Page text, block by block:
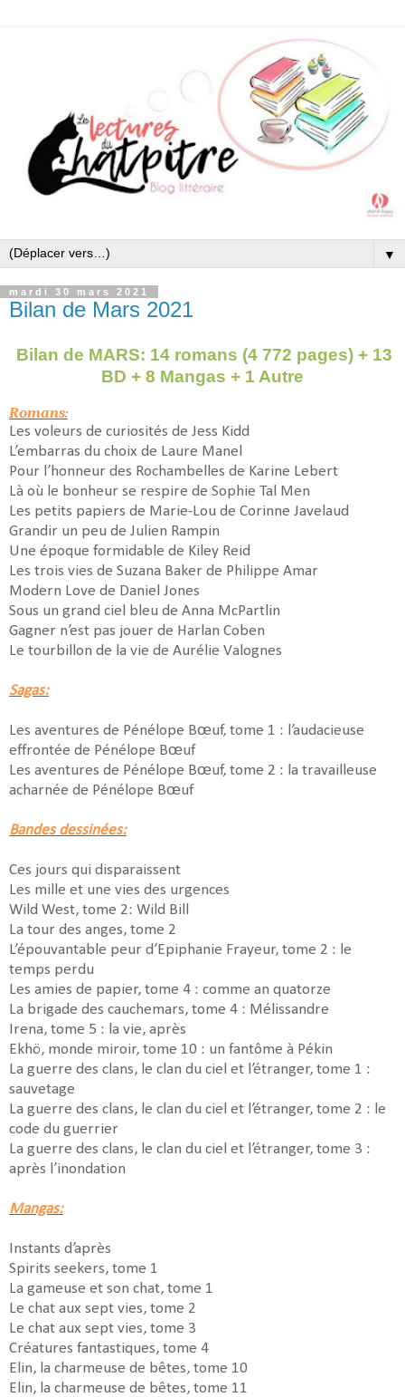
▼
mardi 30 mars 2021
Bilan de Mars 2021
Bilan de MARS: 14 romans (4 772 pages) + 13
BD + 8 Mangas + 1 Autre
Romans:
Les voleurs de curiosités de Jess Kidd
L’embarras du choix de Laure Manel
Pour l’honneur des Rochambelles de Karine Lebert
Là où le bonheur se respire de Sophie Tal Men
Les petits papiers de Marie-Lou de Corinne Javelaud
Grandir un peu de Julien Rampin
Une époque formidable de Kiley Reid
Les trois vies de Suzana Baker de Philippe Amar
Modern Love de Daniel Jones
Sous un grand ciel bleu de Anna McPartlin
Gagner n’est pas jouer de Harlan Coben
Le tourbillon de la vie de Aurélie Valognes
Sagas:
Les aventures de Pénélope Bœuf, tome 1 : l’audacieuse
effrontée de Pénélope Bœuf
Les aventures de Pénélope Bœuf, tome 2 : la travailleuse
acharnée de Pénélope Bœuf
Bandes dessinées:
Ces jours qui disparaissent
Les mille et une vies des urgences
Wild West, tome 2: Wild Bill
La tour des anges, tome 2
L’épouvantable peur d’Epiphanie Frayeur, tome 2 : le
temps perdu
Les amies de papier, tome 4 : comme an quatorze
La brigade des cauchemars, tome 4 : Mélissandre
Irena, tome 5 : la vie, après
Ekhö, monde miroir, tome 10 : un fantôme à Pékin
La guerre des clans, le clan du ciel et l’étranger, tome 1 :
sauvetage
La guerre des clans, le clan du ciel et l’étranger, tome 2 : le
code du guerrier
La guerre des clans, le clan du ciel et l’étranger, tome 3 :
après l’inondation
Mangas:
Instants d’après
Spirits seekers, tome 1
La gameuse et son chat, tome 1
Le chat aux sept vies, tome 2
Le chat aux sept vies, tome 3
Créatures fantastiques, tome 4
Elin, la charmeuse de bêtes, tome 10
Elin, la charmeuse de bêtes, tome 11